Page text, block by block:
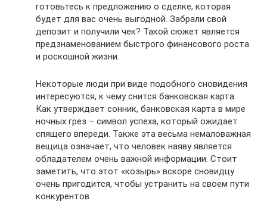
готовьтесь к предложению о сделке, которая
будет для вас очень выгодной. Забрали свой
депозит и получили чек? Такой сюжет является
предзнаменованием быстрого финансового роста
и роскошной жизни.
Некоторые люди при виде подобного сновидения
интересуются, к чему снится банковская карта.
Как утверждает сонник, банковская карта в мире
ночных грез – символ успеха, который ожидает
спящего впереди. Также эта весьма немаловажная
вещица означает, что человек наяву является
обладателем очень важной информации. Стоит
заметить, что этот «козырь» вскоре сновидцу
очень пригодится, чтобы устранить на своем пути
конкурентов.